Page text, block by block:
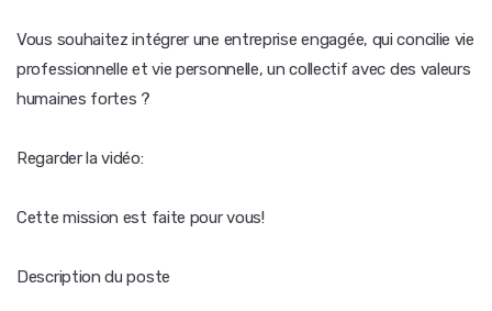
Vous souhaitez intégrer une entreprise engagée, qui concilie vie
professionnelle et vie personnelle, un collectif avec des valeurs
humaines fortes ?
Regarder la vidéo:
Cette mission est faite pour vous!
Description du poste